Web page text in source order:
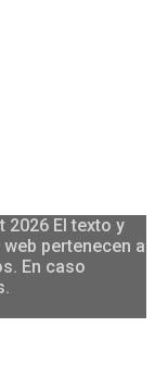
2026 El texto y
pertenecen a
En caso